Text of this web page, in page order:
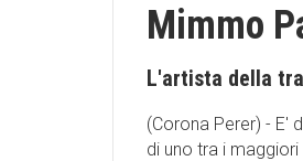
Mimmo
L'artista della
(Corona Perer) - E'
di uno tra i